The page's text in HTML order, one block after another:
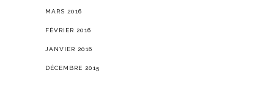
MARS 2016
FÉVRIER 2016
JANVIER 2016
DÉCEMBRE 2015